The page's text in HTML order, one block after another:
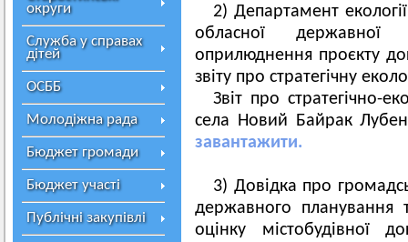
округи
Служба у справах
дітей
ОСББ
Молодіжна рада
Бюджет громади
Бюджет участі
Публічні закупівлі
2) Департамент
обласної державної
оприлюднення проєкту
звіту про стратегічну
Звіт про стратегічно-
села Новий Байрак
завантажити.
3) Довідка про
державного планування
оцінку містобудівної